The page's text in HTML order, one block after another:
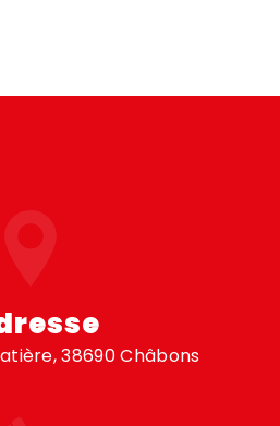
38690 Châbons